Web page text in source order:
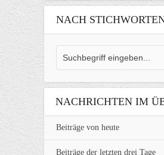
NACH
NACHRICHTEN IM
Beiträge von heute
Beiträge der letzten drei Tage